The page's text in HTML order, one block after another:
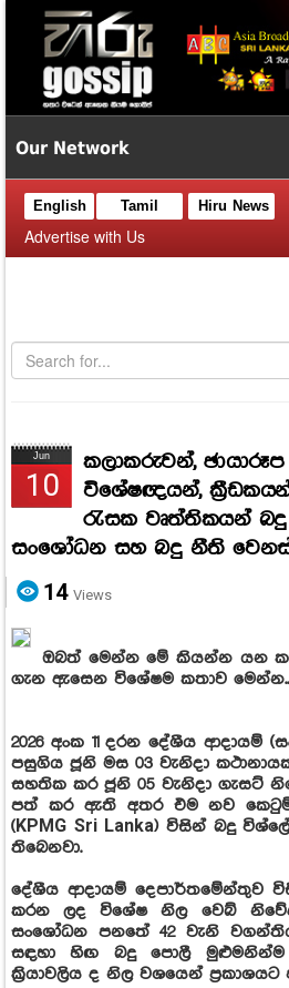
Our Network
English Tamil Hiru News
Advertise with Us
Jun
10
කලාකරුවන්, ඡායාරූප
විශේෂඥයන්,
රැසක වෘත්තිකයන් බදු
සංශෝධන සහ බදු නීති
14 Views
ඔබත් මෙන්න මේ කියන්න යන
ගැන ඇසෙන විශේෂම කතාව මෙන්න..
2026 අංක 11 දරන දේශීය ආදායම්
පසුගිය ජූනි මස 03 වැනිදා
සහතික කර ජූනි 05 වැනිදා ගැසට්
පත් කර ඇති අතර එම නව
(KPMG Sri Lanka) විසින් බදු
තිබෙනවා.
දේශීය ආදායම් දෙපාර්තමේන්තුව
කරන ලද විශේෂ නිල වෙබ්
සංශෝධන පනතේ 42 වැනි
සඳහා හිඟ බදු පොලී මුළුමනින්ම
ක්‍රියාවලිය ද නිල වශයෙන්